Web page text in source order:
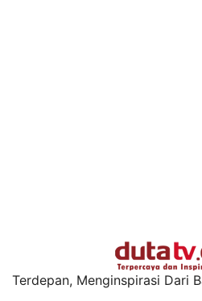
Terdepan, Menginspirasi Dari